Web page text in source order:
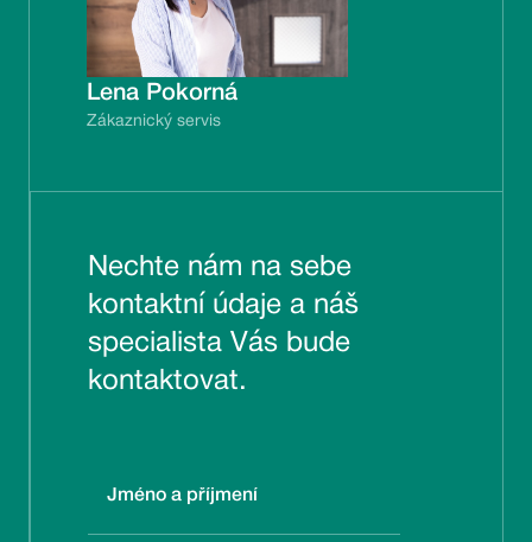
Lena Pokorná
Zákaznický servis
Nechte nám na sebe
kontaktní údaje a náš
specialista Vás bude
kontaktovat.